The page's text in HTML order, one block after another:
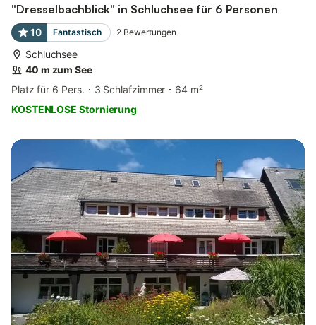
"Dresselbachblick" in Schluchsee für 6 Personen
10 Fantastisch 2 Bewertungen
Schluchsee
40 m zum See
Platz für 6 Pers.
3 Schlafzimmer
64 m²
KOSTENLOSE Stornierung